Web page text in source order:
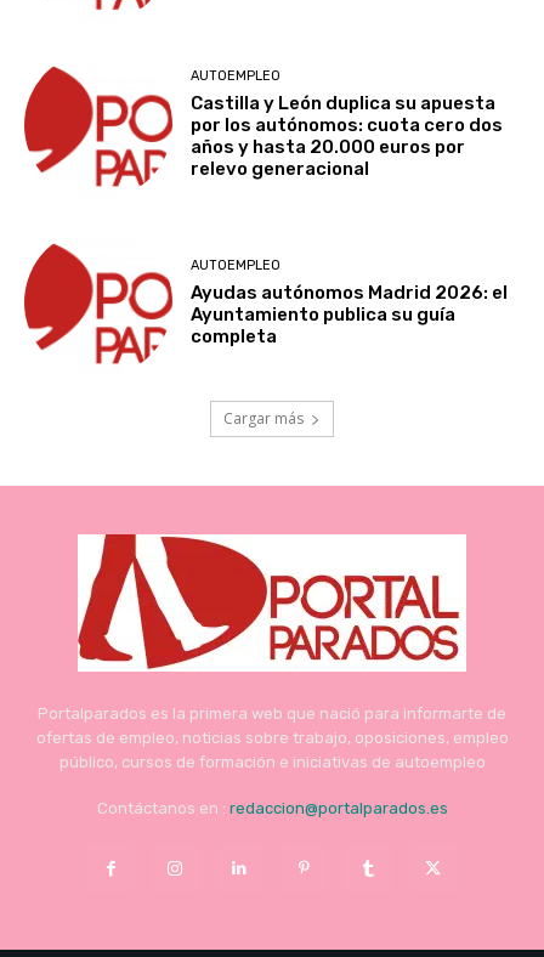
AUTOEMPLEO
Castilla y León duplica su apuesta
por los autónomos: cuota cero dos
años y hasta 20.000 euros por
relevo generacional
AUTOEMPLEO
Ayudas autónomos Madrid 2026: el
Ayuntamiento publica su guía
completa
Cargar más
Portalparados es la primera web que nació para informarte de
ofertas de empleo, noticias sobre trabajo, oposiciones, empleo
público, cursos de formación e iniciativas de autoempleo
Contáctanos en : redaccion@portalparados.es